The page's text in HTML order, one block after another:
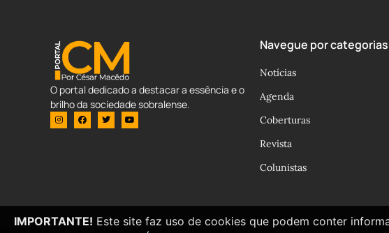
O portal dedicado a destacar a essência e o
brilho da sociedade sobralense.
Navegue por categorias
Notícias
Agenda
Coberturas
Revista
Colunistas
IMPORTANTE! Este site faz uso de cookies que podem conter